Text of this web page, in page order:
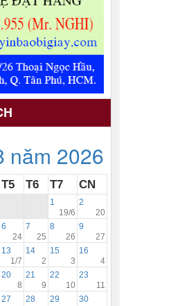
năm 2026
T5 T6 T7 CN
1
19/6
2
20
6
24
7
25
8
26
9
27
13
1/7
14
2
15
3
16
4
20
8
21
9
22
10
23
11
27
28
29
30